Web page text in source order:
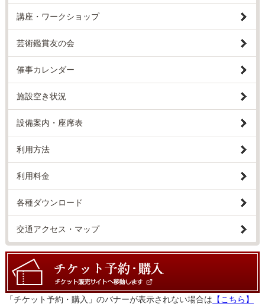
講座・ワークショップ
芸術鑑賞友の会
催事カレンダー
施設空き状況
設備案内・座席表
利用方法
利用料金
各種ダウンロード
交通アクセス・マップ
「チケット予約・購入」のバナーが表示されない場合は 【こちら】